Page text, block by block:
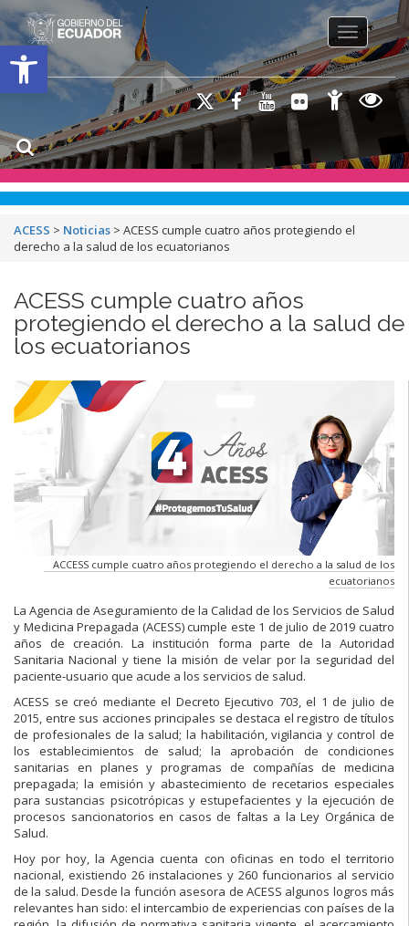
Open toolbar
Toggle
ACESS > Noticias > ACESS cumple cuatro años protegiendo el
derecho a la salud de los ecuatorianos
ACESS cumple cuatro años
protegiendo el derecho a la salud de
los ecuatorianos
ACCESS cumple cuatro años protegiendo el derecho a la salud de los
ecuatorianos
La Agencia de Aseguramiento de la Calidad de los Servicios de Salud
y Medicina Prepagada (ACESS) cumple este 1 de julio de 2019 cuatro
años de creación. La institución forma parte de la Autoridad
Sanitaria Nacional y tiene la misión de velar por la seguridad del
paciente-usuario que acude a los servicios de salud.
ACESS se creó mediante el Decreto Ejecutivo 703, el 1 de julio de
2015, entre sus acciones principales se destaca el registro de títulos
de profesionales de la salud; la habilitación, vigilancia y control de
los establecimientos de salud; la aprobación de condiciones
sanitarias en planes y programas de compañías de medicina
prepagada; la emisión y abastecimiento de recetarios especiales
para sustancias psicotrópicas y estupefacientes y la ejecución de
procesos sancionatorios en casos de faltas a la Ley Orgánica de
Salud.
Hoy por hoy, la Agencia cuenta con oficinas en todo el territorio
nacional, existiendo 26 instalaciones y 260 funcionarios al servicio
de la salud. Desde la función asesora de ACESS algunos logros más
relevantes han sido: el intercambio de experiencias con países de la